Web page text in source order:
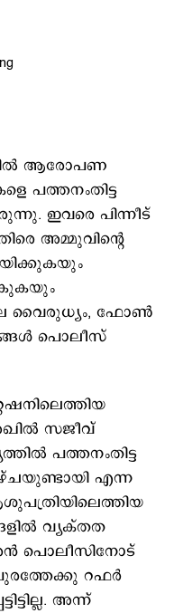
ആരോപണ
പത്തനംതിട്ട
ഇവരെ പിന്നീട്
അമ്മുവിന്റെ
വൈരുധ്യം, ഫോൺ
പൊലീസ്
സജീവ്
പത്തനംതിട്ട
എന്ന
വ്യക്തത
പൊലീസിനോട്
റഫർ
അന്ന്